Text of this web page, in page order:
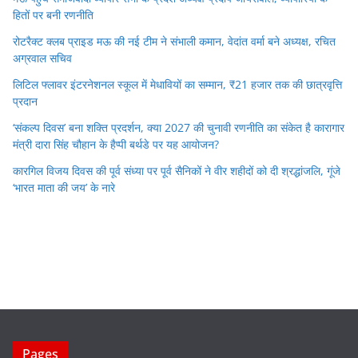
हितों पर बनी रणनीति
रोटरैक्ट क्लब प्राइड मऊ की नई टीम ने संभाली कमान, वेदांत वर्मा बने अध्यक्ष, रचित
अग्रवाल सचिव
लिटिल फ्लावर इंटरनेशनल स्कूल में मेधावियों का सम्मान, ₹21 हजार तक की छात्रवृत्ति
प्रदान
‘संकल्प दिवस’ बना शक्ति प्रदर्शन, क्या 2027 की चुनावी रणनीति का संकेत है कारागार
मंत्री दारा सिंह चौहान के हैप्पी बर्थडे पर यह आयोजन?
कारगिल विजय दिवस की पूर्व संध्या पर पूर्व सैनिकों ने वीर शहीदों को दी श्रद्धांजलि, गूंजे
‘भारत माता की जय’ के नारे
Pages